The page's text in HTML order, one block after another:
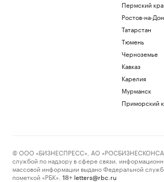
Пермский
Ростов-на-
Татарстан
Тюмень
Черноземье
Кавказ
Карелия
Мурманск
Приморский
© ООО «БИЗНЕСПРЕСС», АО
службой по надзору в сфере связи,
массовой информации выдано Федеральной
пометкой «РБК».
18+ letters@rbc.ru